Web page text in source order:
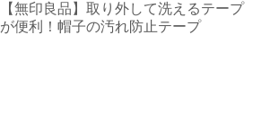
【無印良品】取り外して洗えるテープ
が便利！帽子の汚れ防止テープ